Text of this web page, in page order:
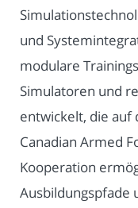
und
modulare
Simulatoren und
entwickelt, die auf
Canadian Armed
Kooperation
Ausbildungspfade